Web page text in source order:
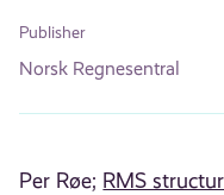
Publisher
Norsk Regnesentral
Per Røe; RMS